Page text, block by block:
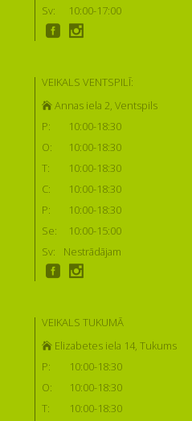
Sv:
10:00-17:00
VEIKALS VENTSPILĪ:
Annas iela 2, Ventspils
P:
10:00-18:30
O:
10:00-18:30
T:
10:00-18:30
C:
10:00-18:30
P:
10:00-18:30
Se:
10:00-15:00
Sv:
Nestrādājam
VEIKALS TUKUMĀ
Elizabetes iela 14, Tukums
P:
10:00-18:30
O:
10:00-18:30
T:
10:00-18:30